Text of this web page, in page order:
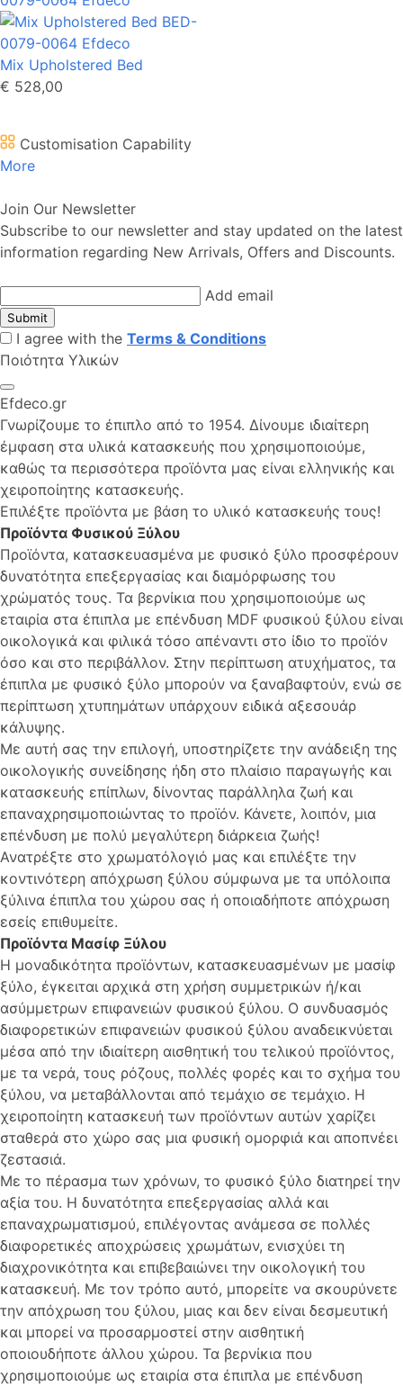
Mix Upholstered Bed
€ 528,00
Customisation Capability
More
Join Our Newsletter
Subscribe to our newsletter and stay updated on the latest
information regarding New Arrivals, Offers and Discounts.
Add email
Submit
I agree with the Terms & Conditions
Ποιότητα Υλικών
Efdeco.gr
Γνωρίζουμε το έπιπλο από το 1954. Δίνουμε ιδιαίτερη
έμφαση στα υλικά κατασκευής που χρησιμοποιούμε,
καθώς τα περισσότερα προϊόντα μας είναι ελληνικής και
χειροποίητης κατασκευής.
Επιλέξτε προϊόντα με βάση το υλικό κατασκευής τους!
Προϊόντα Φυσικού Ξύλου
Προϊόντα, κατασκευασμένα με φυσικό ξύλο προσφέρουν
δυνατότητα επεξεργασίας και διαμόρφωσης του
χρώματός τους. Τα βερνίκια που χρησιμοποιούμε ως
εταιρία στα έπιπλα με επένδυση MDF φυσικού ξύλου είναι
οικολογικά και φιλικά τόσο απέναντι στο ίδιο το προϊόν
όσο και στο περιβάλλον. Στην περίπτωση ατυχήματος, τα
έπιπλα με φυσικό ξύλο μπορούν να ξαναβαφτούν, ενώ σε
περίπτωση χτυπημάτων υπάρχουν ειδικά αξεσουάρ
κάλυψης.
Με αυτή σας την επιλογή, υποστηρίζετε την ανάδειξη της
οικολογικής συνείδησης ήδη στο πλαίσιο παραγωγής και
κατασκευής επίπλων, δίνοντας παράλληλα ζωή και
επαναχρησιμοποιώντας το προϊόν. Κάνετε, λοιπόν, μια
επένδυση με πολύ μεγαλύτερη διάρκεια ζωής!
Ανατρέξτε στο χρωματόλογιό μας και επιλέξτε την
κοντινότερη απόχρωση ξύλου σύμφωνα με τα υπόλοιπα
ξύλινα έπιπλα του χώρου σας ή οποιαδήποτε απόχρωση
εσείς επιθυμείτε.
Προϊόντα Μασίφ Ξύλου
Η μοναδικότητα προϊόντων, κατασκευασμένων με μασίφ
ξύλο, έγκειται αρχικά στη χρήση συμμετρικών ή/και
ασύμμετρων επιφανειών φυσικού ξύλου. Ο συνδυασμός
διαφορετικών επιφανειών φυσικού ξύλου αναδεικνύεται
μέσα από την ιδιαίτερη αισθητική του τελικού προϊόντος,
με τα νερά, τους ρόζους, πολλές φορές και το σχήμα του
ξύλου, να μεταβάλλονται από τεμάχιο σε τεμάχιο. Η
χειροποίητη κατασκευή των προϊόντων αυτών χαρίζει
σταθερά στο χώρο σας μια φυσική ομορφιά και αποπνέει
ζεστασιά.
Με το πέρασμα των χρόνων, το φυσικό ξύλο διατηρεί την
αξία του. Η δυνατότητα επεξεργασίας αλλά και
επαναχρωματισμού, επιλέγοντας ανάμεσα σε πολλές
διαφορετικές αποχρώσεις χρωμάτων, ενισχύει τη
διαχρονικότητα και επιβεβαιώνει την οικολογική του
κατασκευή. Με τον τρόπο αυτό, μπορείτε να σκουρύνετε
την απόχρωση του ξύλου, μιας και δεν είναι δεσμευτική
και μπορεί να προσαρμοστεί στην αισθητική
οποιουδήποτε άλλου χώρου. Τα βερνίκια που
χρησιμοποιούμε ως εταιρία στα έπιπλα με επένδυση